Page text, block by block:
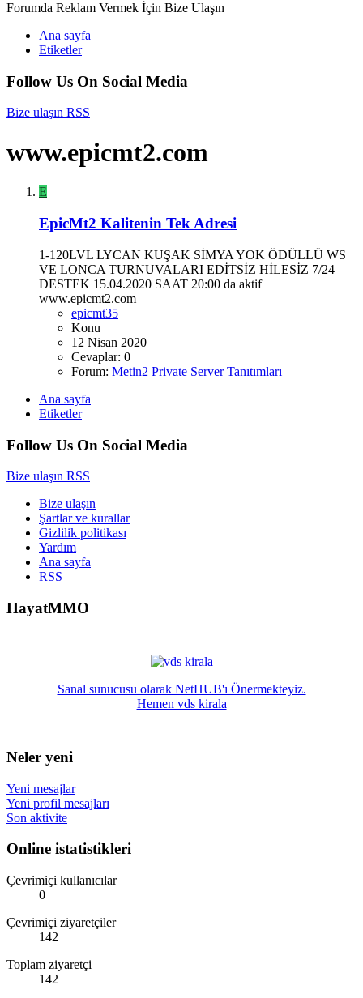
Forumda Reklam Vermek İçin Bize Ulaşın
Ana sayfa
Etiketler
Follow Us On Social Media
Bize ulaşın RSS
www.epicmt2.com
E
EpicMt2 Kalitenin Tek Adresi
1-120LVL LYCAN KUŞAK SİMYA YOK ÖDÜLLÜ WS
VE LONCA TURNUVALARI EDİTSİZ HİLESİZ 7/24
DESTEK 15.04.2020 SAAT 20:00 da aktif
www.epicmt2.com
epicmt35
Konu
12 Nisan 2020
Cevaplar: 0
Forum: Metin2 Private Server Tanıtımları
Ana sayfa
Etiketler
Follow Us On Social Media
Bize ulaşın RSS
Bize ulaşın
Şartlar ve kurallar
Gizlilik politikası
Yardım
Ana sayfa
RSS
HayatMMO
Sanal sunucusu olarak NetHUB'ı Önermekteyiz.
Hemen vds kirala
Neler yeni
Yeni mesajlar
Yeni profil mesajları
Son aktivite
Online istatistikleri
Çevrimiçi kullanıcılar
0
Çevrimiçi ziyaretçiler
142
Toplam ziyaretçi
142